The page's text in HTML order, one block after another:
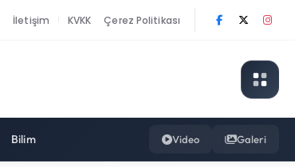
İletişim KVKK Çerez Politikası
Bilim Video Galeri